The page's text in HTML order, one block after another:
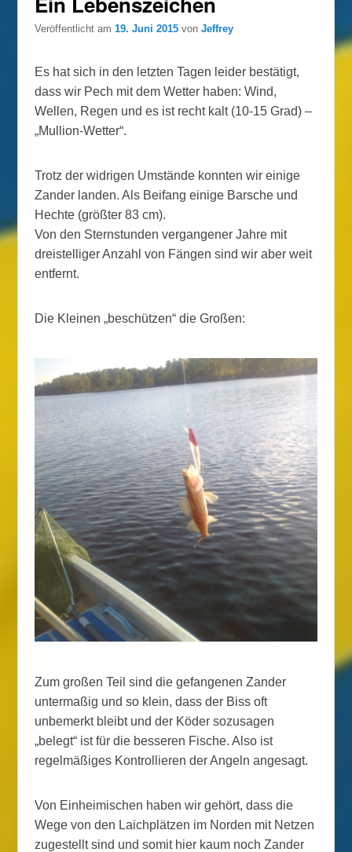
Veröffentlicht am 19. Juni 2015 von Jeffrey
Es hat sich in den letzten Tagen leider bestätigt,
dass wir Pech mit dem Wetter haben: Wind,
Wellen, Regen und es ist recht kalt (10-15 Grad) –
„Mullion-Wetter“.
Trotz der widrigen Umstände konnten wir einige
Zander landen. Als Beifang einige Barsche und
Hechte (größter 83 cm).
Von den Sternstunden vergangener Jahre mit
dreistelliger Anzahl von Fängen sind wir aber weit
entfernt.
Die Kleinen „beschützen“ die Großen:
Zum großen Teil sind die gefangenen Zander
untermaßig und so klein, dass der Biss oft
unbemerkt bleibt und der Köder sozusagen
„belegt“ ist für die besseren Fische. Also ist
regelmäßiges Kontrollieren der Angeln angesagt.
Von Einheimischen haben wir gehört, dass die
Wege von den Laichplätzen im Norden mit Netzen
zugestellt sind und somit hier kaum noch Zander